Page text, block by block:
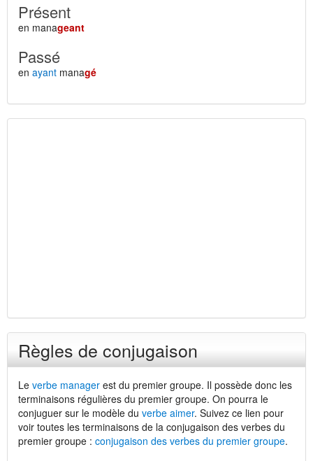
Présent
en manageant
Passé
en ayant managé
Règles de conjugaison
Le verbe manager est du premier groupe. Il possède donc les
terminaisons régulières du premier groupe. On pourra le
conjuguer sur le modèle du verbe aimer. Suivez ce lien pour
voir toutes les terminaisons de la conjugaison des verbes du
premier groupe : conjugaison des verbes du premier groupe.